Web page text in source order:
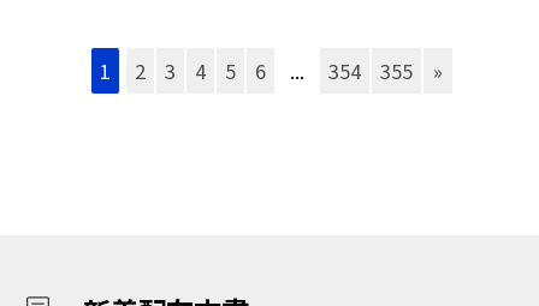
1 2 3 4 5 6 ... 354 355 »